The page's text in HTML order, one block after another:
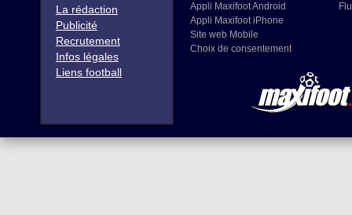
La rédaction
Publicité
Recrutement
Infos légales
Liens football
Appli Maxifoot Android
Appli Maxifoot iPhone
Site web Mobile
Choix de consentement